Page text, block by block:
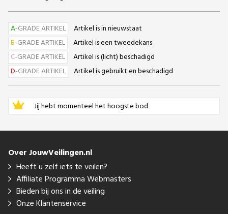
A-GRADE ARTIKEL
Artikel is in nieuwstaat
B-GRADE ARTIKEL
Artikel is een tweedekans
C-GRADE ARTIKEL
Artikel is (licht) beschadigd
D-GRADE ARTIKEL Artikel is gebruikt en beschadigd
Jij hebt momenteel het hoogste bod
Over JouwVeilingen.nl
Heeft u zelf iets te veilen?
Affiliate Programma Webmasters
Bieden bij ons in de veiling
Onze Klantenservice